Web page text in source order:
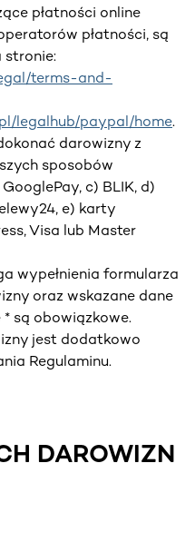
płatności online
płatności, są
stronie:
terms-and-
legalhub/paypal/home.
darowizny z
sposobów
c) BLIK, d)
e) karty
Visa lub Master
wypełnienia formularza
oraz wskazane dane
są obowiązkowe.
jest dodatkowo
Regulaminu.
DAROWIZN